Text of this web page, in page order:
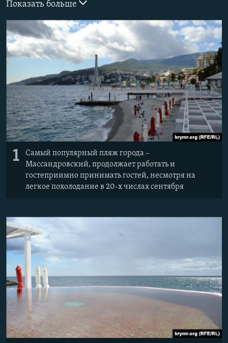
КРЫМ.НЕПОКОРЕННЫЙ
ELIFBE
УКРАИНСКАЯ ПРОБЛЕМА КРЫМА
ПРИСОЕДИНЯЙТЕСЬ!
Все сайты RFE/RL
Показать больше
1
Самый популярный пляж города –
Массандровский, продолжает работать и
гостеприимно принимать гостей, несмотря на
легкое похолодание в 20-х числах сентября